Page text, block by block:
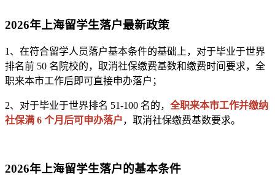
2026年上海留学生落户最新政策
1、在符合留学人员落户基本条件的基础上，对于毕业于世界
排名前 50 名院校的，取消社保缴费基数和缴费时间要求，全
职来本市工作后即可直接申办落户；
2、对于毕业于世界排名 51-100 名的， 全职来本市工作并缴纳
社保满 6 个月后可申办落户，取消社保缴费基数要求。
2026年上海留学生落户的基本条件